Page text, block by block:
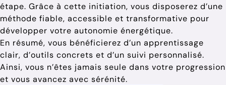
étape. Grâce à cette initiation, vous disposerez d’une
méthode fiable, accessible et transformative pour
développer votre autonomie énergétique.
En résumé, vous bénéficierez d’un apprentissage
clair, d’outils concrets et d’un suivi personnalisé.
Ainsi, vous n’êtes jamais seule dans votre progression
et vous avancez avec sérénité.